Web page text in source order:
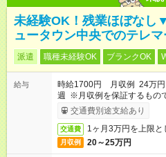
未経験OK！残業ほぼなし
ュータウン中央でのテレ
派遣 職種未経験OK ブランクOK
給与
時給1700円 月収例 24万円
週 ※月収例を保証するもの
ービス利用可（利用条件有）
交通費別途支給あり
交通費 1ヶ月3万円を上限と
月収例 20～25万円